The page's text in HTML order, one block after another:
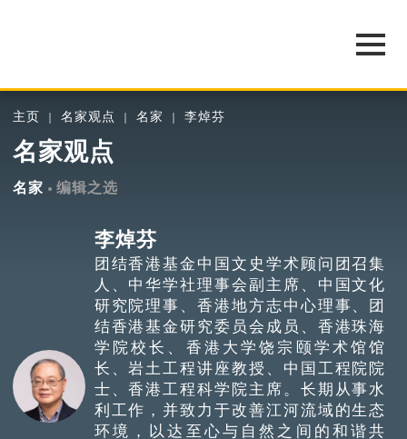
主页 名家观点 名家 李焯芬
名家观点
名家 编辑之选
李焯芬
团结香港基金中国文史学术顾问团召集
人、中华学社理事会副主席、中国文化
研究院理事、香港地方志中心理事、团
结香港基金研究委员会成员、香港珠海
学院校长、香港大学饶宗颐学术馆馆
长、岩土工程讲座教授、中国工程院院
士、香港工程科学院主席。长期从事水
利工作，并致力于改善江河流域的生态
环境，以达至心与自然之间的和谐共